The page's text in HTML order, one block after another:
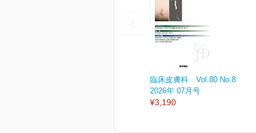
臨床皮膚科 Vol.80 No.8
2026年 07月号
¥3,190